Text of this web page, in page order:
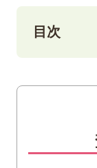
目次
買取で
な種類
国旗